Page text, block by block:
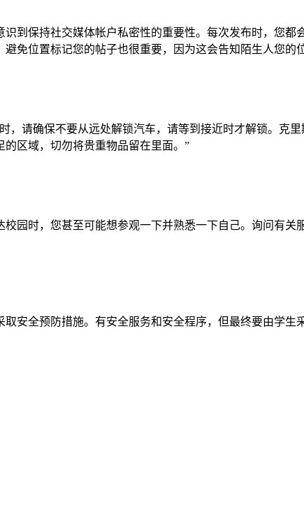
到保持社交媒体帐户私密性的重要性。每次发布时，您都
免位置标记您的帖子也很重要，因为这会告知陌生人您的
请确保不要从远处解锁汽车，请等到接近时才解锁。克里
区域，切勿将贵重物品留在里面。”
园时，您甚至可能想参观一下并熟悉一下自己。询问有关
安全预防措施。有安全服务和安全程序，但最终要由学生